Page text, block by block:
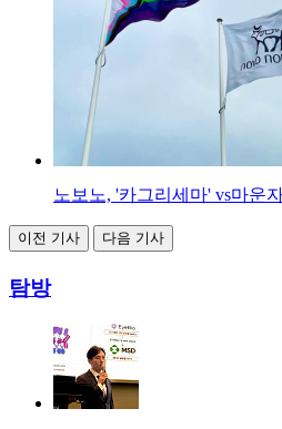
노보노, '카그리세마' vs마운
이전 기사 다음 기사
탐방